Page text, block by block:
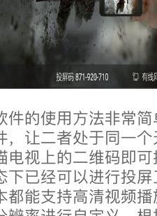
件的使用方法非常
，让二者处于同一
电视上的二维码即
下已经可以进行投
都能支持高清视频